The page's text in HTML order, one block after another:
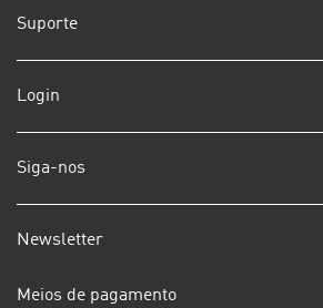
Suporte
Login
Siga-nos
Newsletter
Meios de pagamento